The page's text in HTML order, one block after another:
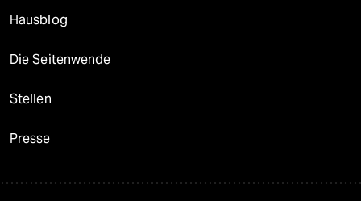
Hausblog
Die Seitenwende
Stellen
Presse